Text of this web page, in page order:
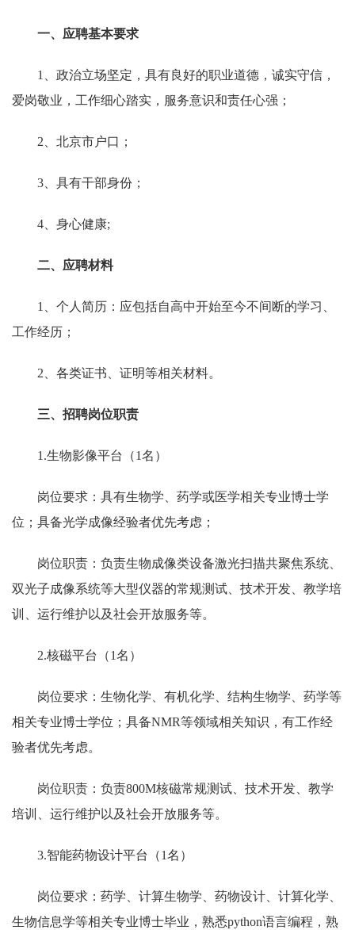
一、应聘基本要求
1
、政治立场坚定，具有良好的职业道德，诚实守信，
爱岗敬业，工作细心踏实，服务意识和责任心强；
2 、北京市户口；
3 、具有干部身份；
4 、身心健康;
二、应聘材料
1
、个人简历：应包括自高中开始至今不间断的学习、
工作经历；
2 、各类证书、证明等相关材料。
三、招聘岗位职责
1.生物影像平台（1名）
岗位要求：具有生物学、药学或医学相关专业博士学
位；具备光学成像经验者优先考虑；
岗位职责：负责生物成像类设备激光扫描共聚焦系统、
双光子成像系统等大型仪器的常规测试、技术开发、教学培
训、运行维护以及社会开放服务等。
2.核磁平台（1名）
岗位要求：生物化学、有机化学、结构生物学、药学等
相关专业博士学位；具备NMR等领域相关知识，有工作经
验者优先考虑。
岗位职责：负责800M核磁常规测试、技术开发、教学
培训、运行维护以及社会开放服务等。
3.智能药物设计平台（1名）
岗位要求：药学、计算生物学、药物设计、计算化学、
生物信息学等相关专业博士毕业，熟悉python语言编程，熟